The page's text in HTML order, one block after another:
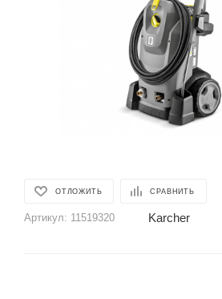
ОТЛОЖИТЬ СРАВНИТЬ
Артикул: 11519320 Karcher